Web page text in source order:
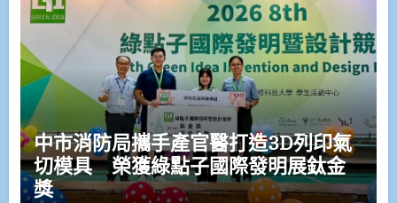
中市消防局攜手產官醫打造3D列印氣
切模具 榮獲綠點子國際發明展鈦金
獎